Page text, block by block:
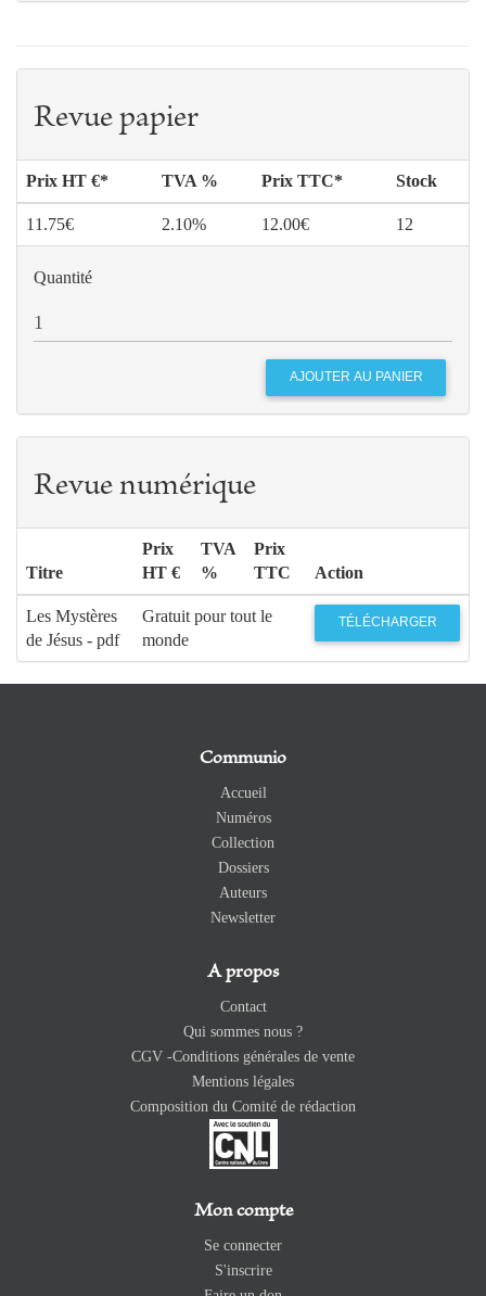
Revue papier
Prix HT €* TVA % Prix TTC* Stock
11.75€ 2.10% 12.00€ 12
Quantité
Revue numérique
Titre
Prix
HT €
TVA
%
Prix
TTC
Action
Les Mystères
de Jésus - pdf
Gratuit pour tout le
monde
TÉLÉCHARGER
Communio
Accueil
Numéros
Collection
Dossiers
Auteurs
Newsletter
A propos
Contact
Qui sommes nous ?
CGV -Conditions générales de vente
Mentions légales
Composition du Comité de rédaction
Mon compte
Se connecter
S'inscrire